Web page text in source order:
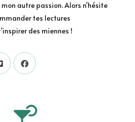
autre passion. Alors n'hésite
tes lectures
des miennes !